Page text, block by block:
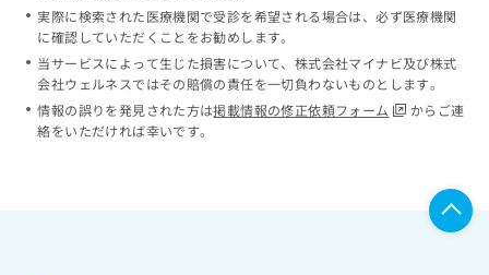
実際に検索された医療機関で受診を希望される場合は、必ず医療機関
に確認していただくことをお勧めします。
当サービスによって生じた損害について、株式会社マイナビ及び株式
会社ウェルネスではその賠償の責任を一切負わないものとします。
情報の誤りを発見された方は掲載情報の修正依頼フォーム
からご連
絡をいただければ幸いです。